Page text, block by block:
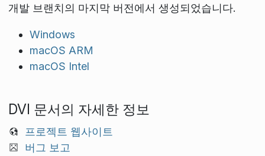
개발 브랜치의 마지막 버전에서 생성되었습니다.
Windows
macOS ARM
macOS Intel
DVI 문서의 자세한 정보
프로젝트 웹사이트
버그 보고